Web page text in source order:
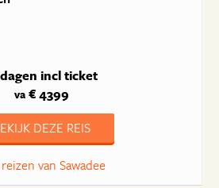
incl ticket
va€ 4399
DEZE REIS
van Sawadee